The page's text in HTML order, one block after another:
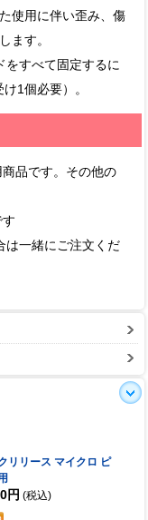
使用に伴い歪み、傷
ます。
をすべて固定するに
1個必要）。
品です。その他の
は一緒にご注文くだ
リリース マイクロ ピ
円 (税込)